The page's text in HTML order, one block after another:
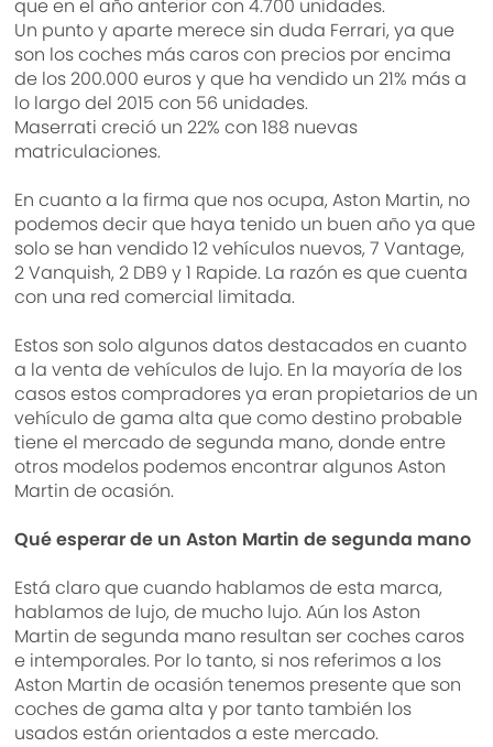
que en el año anterior con 4.700 unidades.
Un punto y aparte merece sin duda Ferrari, ya que
son los coches más caros con precios por encima
de los 200.000 euros y que ha vendido un 21% más a
lo largo del 2015 con 56 unidades.
Maserrati creció un 22% con 188 nuevas
matriculaciones.
En cuanto a la firma que nos ocupa, Aston Martin, no
podemos decir que haya tenido un buen año ya que
solo se han vendido 12 vehículos nuevos, 7 Vantage,
2 Vanquish, 2 DB9 y 1 Rapide. La razón es que cuenta
con una red comercial limitada.
Estos son solo algunos datos destacados en cuanto
a la venta de vehículos de lujo. En la mayoría de los
casos estos compradores ya eran propietarios de un
vehículo de gama alta que como destino probable
tiene el mercado de segunda mano, donde entre
otros modelos podemos encontrar algunos Aston
Martin de ocasión.
Qué esperar de un Aston Martin de segunda mano
Está claro que cuando hablamos de esta marca,
hablamos de lujo, de mucho lujo. Aún los Aston
Martin de segunda mano resultan ser coches caros
e intemporales. Por lo tanto, si nos referimos a los
Aston Martin de ocasión tenemos presente que son
coches de gama alta y por tanto también los
usados están orientados a este mercado.